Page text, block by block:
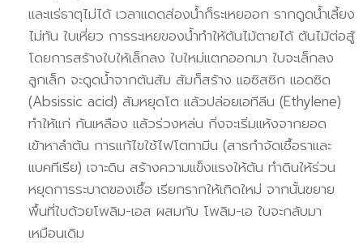
และแร่ธาตุไม่ได้ เวลาแดดส่องน้ำก็ระเหยออก รากดูดน้ำเลี้ยง
ไม่ทัน ใบเหี่ยว การระเหยของน้ำทำให้ต้นไม้ตายได้ ต้นไม้ต่อสู้
โดยการสร้างใบให้เล็กลง ใบใหม่แตกออกมา ใบจะเล็กลง
ลูกเล็ก จะดูดน้ำจากต้นส้ม ส้มก็สร้าง แอซิสซิก แอดซิด
(Absissic acid) ส้มหยุดโต แล้วปล่อยเอทีลีน (Ethylene)
ทำให้แก่ ก้นเหลือง แล้วร่วงหล่น กิ่งจะเริ่มแห้งจากยอด
เข้าหาลำต้น การแก้ไขใช้ไฟโตทามีน (สารกำจัดเชื้อราและ
แบคทีเรีย) เจาะดิน สร้างความแข็งแรงให้ต้น ทำดินให้ร่วน
หยุดการระบาดของเชื้อ เรียกรากให้เกิดใหม่ จากนั้นขยาย
พื้นที่ใบด้วยโพลิม-เอส ผสมกับ โพลิม-เอ ใบจะกลับมา
เหมือนเดิม